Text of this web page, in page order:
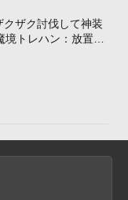
クザク討伐して神装
トレハン：放置で
】